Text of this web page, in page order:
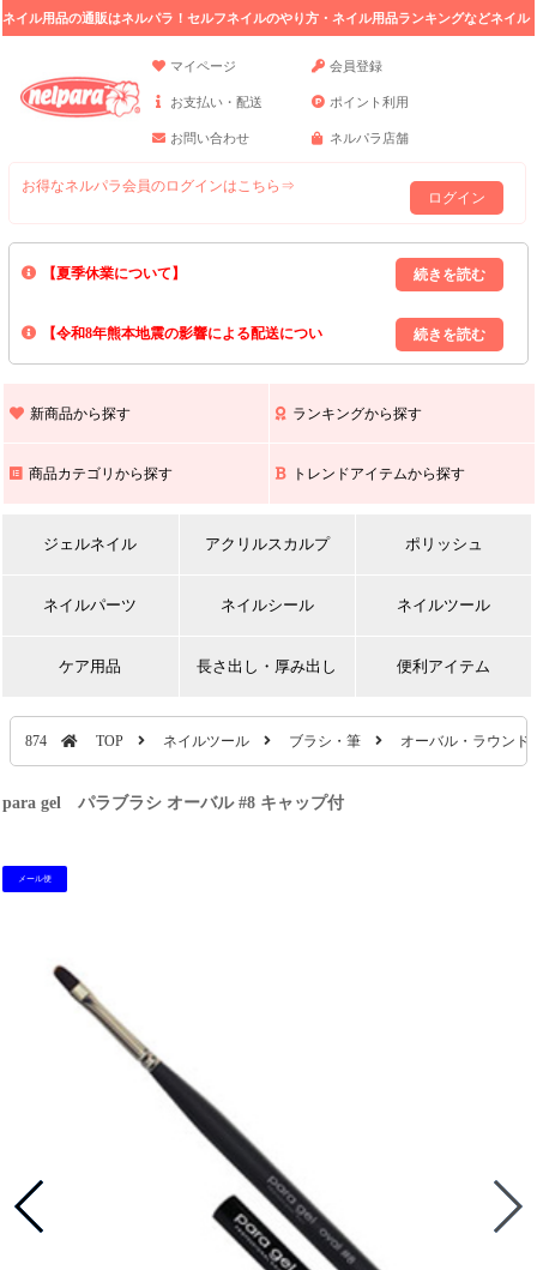
ネイル用品の通販はネルパラ！セルフネイルのやり方・ネイル用品ランキングなどネイル
マイページ
会員登録
お支払い・配送 ポイント利用
お問い合わせ ネルパラ店舗
お得なネルパラ会員のログインはこちら⇒
ログイン
【夏季休業について】
8/13(木)～8/16(日)の間｢出荷業務・お問い合わせ業務｣はお休みいたしま
上記期間中のご注文・お問い合わせは8/17(月)以降の対応となりますので
【令和8年熊本地震の影響による配送につい
また､ 九州全域でお荷物のお届けに遅延が生じております｡
新商品から探す ランキングから探す
商品カテゴリから探す トレンドアイテムから探す
ジェルネイル アクリルスカルプ ポリッシュ
ネイルパーツ ネイルシール ネイルツール
ケア用品 長さ出し・厚み出し 便利アイテム
874 TOP ネイルツール ブラシ・筆 オーバル・ラウンド
para gel パラブラシ オーバル #8 キャップ付
メール便